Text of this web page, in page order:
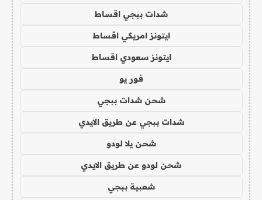
شدات ببجي اقساط
ايتونز امريكي اقساط
ايتونز سعودي اقساط
فور يو
شحن شدات ببجي
شدات ببجي عن طريق الايدي
شحن يلا لودو
شحن لودو عن طريق الايدي
شعبية ببجي